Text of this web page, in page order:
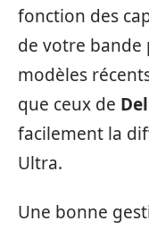
fonction des
de votre bande
modèles
que ceux de
facilement la
Ultra.
Une bonne